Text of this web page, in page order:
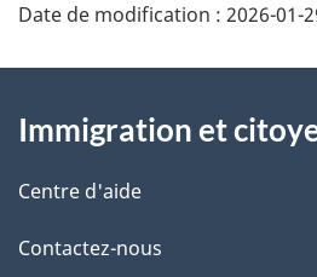
Date de modification : 2026-01-
propos
de
ce
Immigration et
Centre d'aide
Contactez-nous